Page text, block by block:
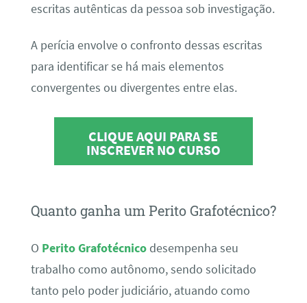
escritas autênticas da pessoa sob investigação.
A perícia envolve o confronto dessas escritas
para identificar se há mais elementos
convergentes ou divergentes entre elas.
CLIQUE AQUI PARA SE
INSCREVER NO CURSO
Quanto ganha um Perito Grafotécnico?
O Perito Grafotécnicodesempenha seu
trabalho como autônomo, sendo solicitado
tanto pelo poder judiciário, atuando como